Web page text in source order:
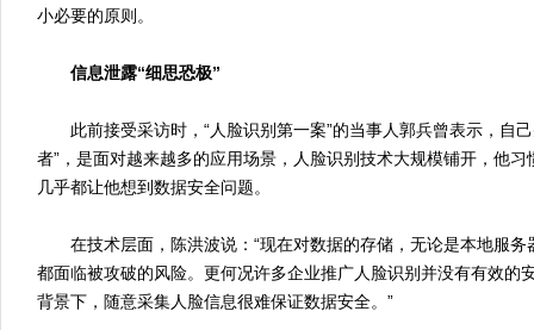
小必要的原则。
信息泄露“细思恐极”
此前接受采访时，“人脸识别第一案”的当事人郭兵曾表示，自己
者”，是面对越来越多的应用场景，人脸识别技术大规模铺开，他
几乎都让他想到数据安全问题。
在技术层面，陈洪波说：“现在对数据的存储，无论是本地服务
都面临被攻破的风险。更何况许多企业推广人脸识别并没有有效的
背景下，随意采集人脸信息很难保证数据安全。”